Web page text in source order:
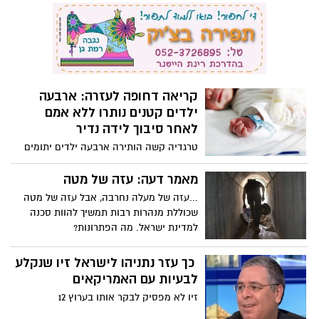
31 לאחר סיבוך לידה נדיר וקשה. אביטל, אם
לשלושה ילדים צעירים ובהריון ללידתה
הרביעית, הגיעה לבית החולים לפני מספר
ימים אך הליך הלידה השגרתי הפך בן רגע
לאירוע חירום שהסתיים במותה.
מאמר דעה: עזה של מטה
...עזה של מעלה נחרבה, אבל עזה של מטה
שכוללת מנהרות רבות תמשיך להוות סכנה
למדינת ישראל. מה הפתרונות?
כך עזר נתניהו לישראל זיו שנקלע
לבעיות עם האמריקאים
זיו לא מפסיק לבקר אותו בערוץ 12
מאמר דעה: ביום שאחרי החזרת
החטופים
דר' ישעיהו (אישי) ביק עם הנקודות על פיהן
צריכה לפעול ישראל, ביום שלאחר שחרור